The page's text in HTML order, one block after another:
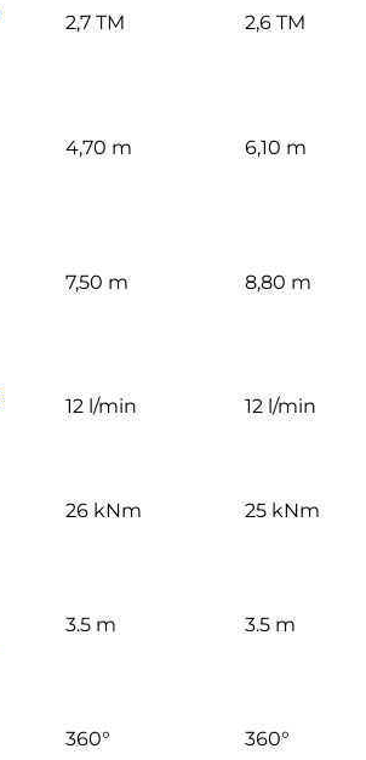
2,7 TM 2,6 TM
4,70 m 6,10 m
7,50 m 8,80 m
12 l/min 12 l/min
26 kNm 25 kNm
3.5 m 3.5 m
360° 360°